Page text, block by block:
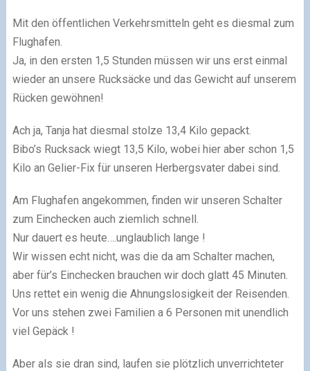
Mit den öffentlichen Verkehrsmitteln geht es diesmal zum
Flughafen.
Ja, in den ersten 1,5 Stunden müssen wir uns erst einmal
wieder an unsere Rucksäcke und das Gewicht auf unserem
Rücken gewöhnen!
Ach ja, Tanja hat diesmal stolze 13,4 Kilo gepackt.
Bibo’s Rucksack wiegt 13,5 Kilo, wobei hier aber schon 1,5
Kilo an Gelier-Fix für unseren Herbergsvater dabei sind.
Am Flughafen angekommen, finden wir unseren Schalter
zum Einchecken auch ziemlich schnell.
Nur dauert es heute….unglaublich lange !
Wir wissen echt nicht, was die da am Schalter machen,
aber für’s Einchecken brauchen wir doch glatt 45 Minuten.
Uns rettet ein wenig die Ahnungslosigkeit der Reisenden.
Vor uns stehen zwei Familien a 6 Personen mit unendlich
viel Gepäck !
Aber als sie dran sind, laufen sie plötzlich unverrichteter